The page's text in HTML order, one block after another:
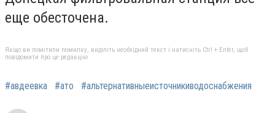
еще обесточена.
Якщо ви помітили помилку, виділіть необхідний текст і натисніть Ctrl + Enter, щоб
повідомити про це редакцію
#авдеевка #ато #альтернативныеисточникиводоснабжения